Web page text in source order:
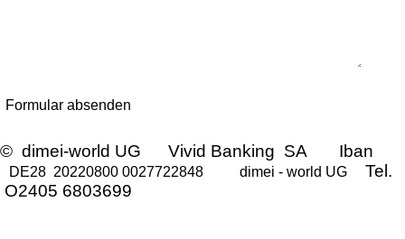
Formular absenden
© dimei-world UG Vivid Banking SA Iban
DE28 20220800 0027722848 dimei - world UG Tel.
O2405 6803699